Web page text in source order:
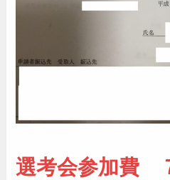
選考会参加費